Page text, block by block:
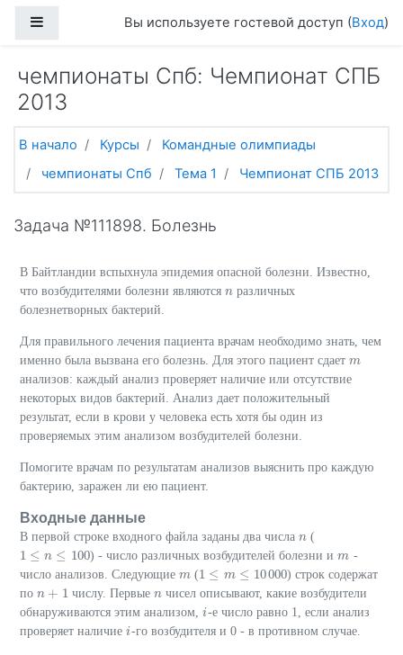
Боковая панельВы используете гостевой доступ (Вход)
чемпионаты Спб: Чемпионат СПБ
2013
В начало Курсы
Командные олимпиады
чемпионаты Спб
Тема 1 Чемпионат СПБ 2013
Задача №111898. Болезнь
В Байтландии вспыхнула эпидемия опасной болезни. Известно,
что возбудителями болезни являются n
n различных
болезнетворных бактерий.
Для правильного лечения пациента врачам необходимо знать, чем
именно была вызвана его болезнь. Для этого пациент сдает m
m
анализов: каждый анализ проверяет наличие или отсутствие
некоторых видов бактерий. Анализ дает положительный
результат, если в крови у человека есть хотя бы один из
проверяемых этим анализом возбудителей болезни.
Помогите врачам по результатам анализов выяснить про каждую
бактерию, заражен ли ею пациент.
Входные данные
В первой строке входного файла заданы два числа n
n (
1 ≤ n ≤ 100
1 ≤n ≤100 ) - число различных возбудителей болезни иm
m -
число анализов. Следующие m
m (1 ≤ m ≤ 10000
1 ≤m ≤10000
) строк содержат
по n + 1
n+1 числу. Первые n
n чисел описывают, какие возбудители
обнаруживаются этим анализом, i
i-е число равно 1, если анализ
проверяет наличие i
i-го возбудителя и 0 - в противном случае.